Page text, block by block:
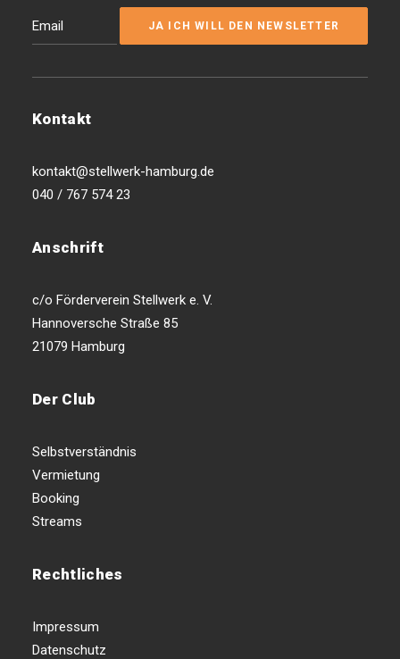
Kontakt
kontakt@stellwerk-hamburg.de
040 / 767 574 23
Anschrift
c/o Förderverein Stellwerk e. V.
Hannoversche Straße 85
21079 Hamburg
Der Club
Selbstverständnis
Vermietung
Booking
Streams
Rechtliches
Impressum
Datenschutz